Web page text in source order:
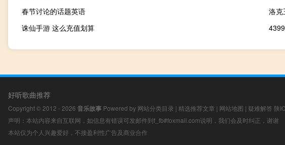
春节讨论的话题英语
洛克
诛仙手游 这么充值划算
好听歌曲推荐
Copyright © 2012 - 2026 音乐故事 Powered by 网站分类目录 | 精选推荐文章 | 网站地图 | 疑难解答 陕
声明：本站内容来自互联网，如信息有错误可发邮件到f_fb#foxmail.com说明，我们会及时纠正，谢谢
本站仅为个人兴趣爱好，不接盈利性广告及商业合作